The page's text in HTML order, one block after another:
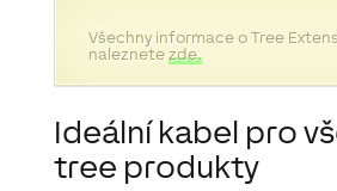
Všechny informace o Tree
naleznete zde.
Ideální kabel pro
tree produkty